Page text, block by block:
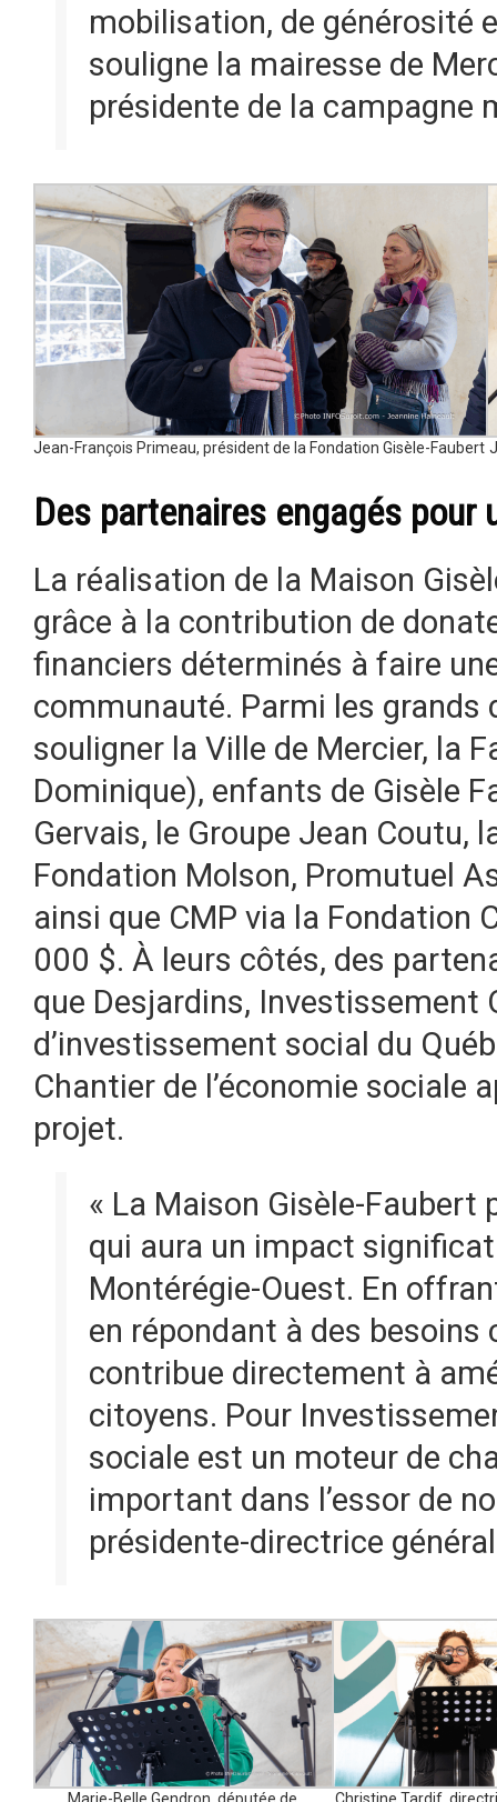
mobilisation, de générosité
souligne la mairesse de
présidente de la campagne
Jean-François Primeau, président de la Fondation Gisèle-Faubert
Des partenaires engagés pour
La réalisation de la Maison
grâce à la contribution de
financiers déterminés à faire
communauté. Parmi les
souligner la Ville de Mercier, la
Dominique), enfants de Gisèle
Gervais, le Groupe Jean Coutu,
Fondation Molson, Promutuel
ainsi que CMP via la Fondation
000 $. À leurs côtés, des
que Desjardins, Investissement
d’investissement social du
Chantier de l’économie sociale
projet.
« La Maison Gisèle-
qui aura un impact
Montérégie-Ouest. En
en répondant à des besoins
contribue directement à
citoyens. Pour
sociale est un moteur de
important dans l’essor de
présidente-directrice